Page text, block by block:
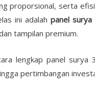
proporsional, serta
ini adalahpanel surya
tampilan premium.
lengkap panel
pertimbangan